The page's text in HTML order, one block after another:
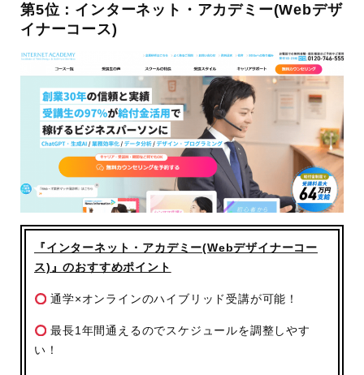
第5位：インターネット・アカデミー(Webデザ
イナーコース)
『インターネット・アカデミー(Webデザイナーコー
ス)』のおすすめポイント
通学×オンラインのハイブリッド受講が可能！
最長1年間通えるのでスケジュールを調整しやす
い！